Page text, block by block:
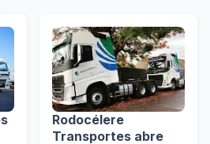
Rodocélere
Transportes abre